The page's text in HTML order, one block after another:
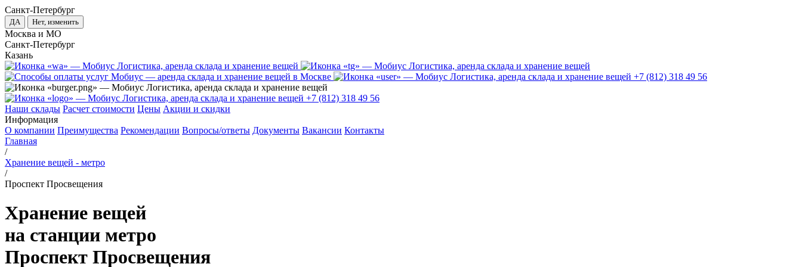
Санкт-Петербург
ДА Нет, изменить
Москва и МО
Санкт-Петербург
Казань
+7 (812) 318 49 56
+7 (812) 318 49 56
Наши склады Расчет стоимости Цены Акции и скидки
Информация
О компании Преимущества Рекомендации Вопросы/ответы Документы Вакансии Контакты
Главная
/
Хранение вещей - метро
/
Проспект Просвещения
Хранение вещей
на станции метро
Проспект Просвещения